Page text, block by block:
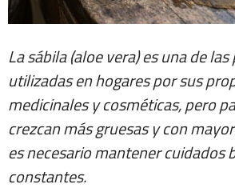
La sábila (aloe vera) es una de
utilizadas en hogares por sus
medicinales y cosméticas, pero
crezcan más gruesas y con
es necesario mantener cuidados
constantes.